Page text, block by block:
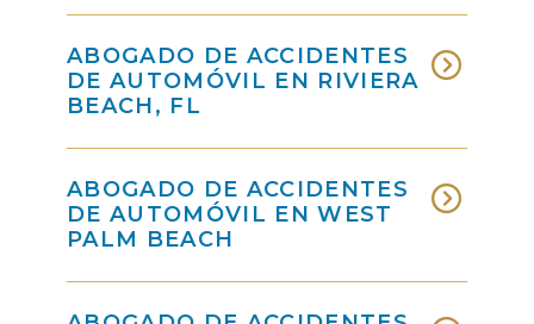
ABOGADO DE ACCIDENTES
DE AUTOMÓVIL EN RIVIERA
BEACH, FL
ABOGADO DE ACCIDENTES
DE AUTOMÓVIL EN WEST
PALM BEACH